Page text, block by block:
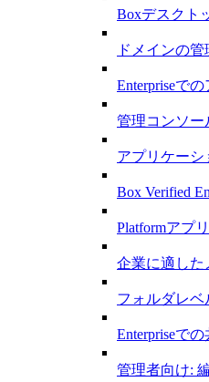
Boxデスクト
ドメインの
Enterpriseで
管理コンソー
アプリケー
Box Verified
Platformアプ
企業に適した
フォルダレ
Enterpriseで
管理者向け: